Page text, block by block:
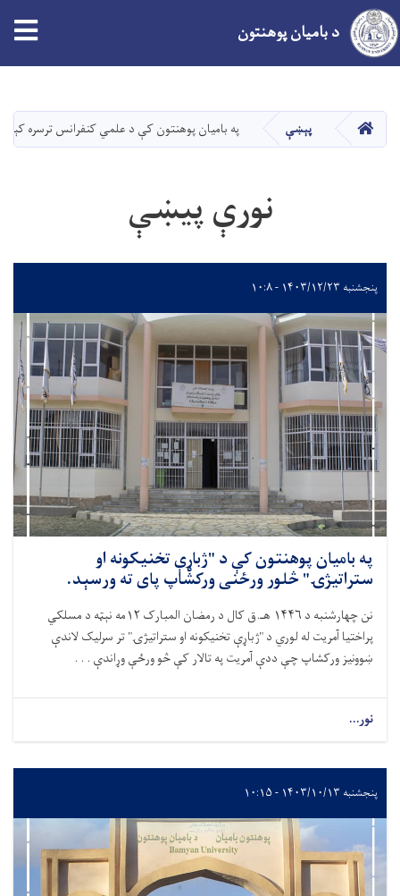
دانګل
د بامیان پوهنتون
کور پېښې په بامیان پوهنتون کې د علمي کنفرانس ترسره
نورې پیښې
پنجشنبه ۱۴۰۳/۱۲/۲۳ - ۱۰:۸
په بامیان پوهنتون کې د "ژباړې تخنیکونه او
ستراتیژۍ" څلور ورځنی ورکشاپ پای ته ورسېد.
نن چهارشنبه د ۱۴۴۶ هـ.ق کال د رمضان المبارک ۱۲مه نېټه د مسلکي
پراختیا آمریت له لوري د "ژباړې تخنیکونه او ستراتیژۍ" تر سرلیک لاندې
ښوونیز ورکشاپ چې ددې آمریت په تالار کې څو ورځې وړاندې . . .
نور...
پنجشنبه ۱۴۰۳/۱۰/۱۳ - ۱۰:۱۵